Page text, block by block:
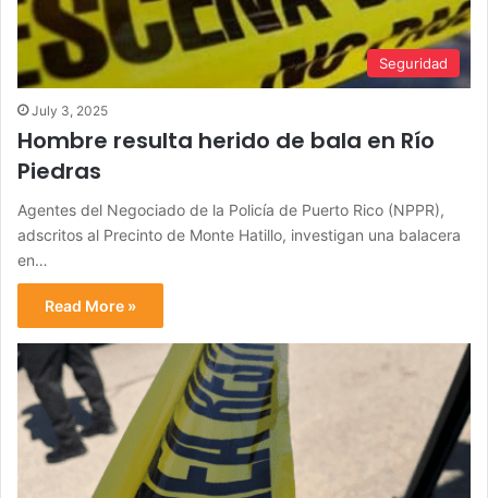
Seguridad
July 3, 2025
Hombre resulta herido de bala en Río
Piedras
Agentes del Negociado de la Policía de Puerto Rico (NPPR),
adscritos al Precinto de Monte Hatillo, investigan una balacera
en…
Read More »